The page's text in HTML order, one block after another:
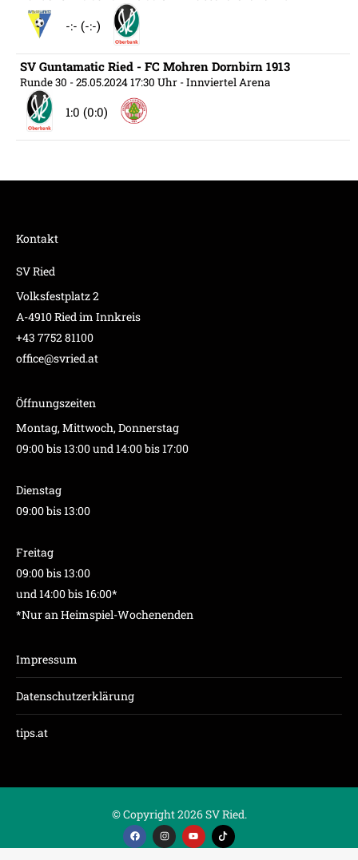
-:- (-:-)
SV Guntamatic Ried - FC Mohren Dornbirn 1913
Runde 30 - 25.05.2024 17:30 Uhr - Innviertel Arena
1:0 (0:0)
Kontakt
SV Ried
Volksfestplatz 2
A-4910 Ried im Innkreis
+43 7752 81100
office@svried.at
Öffnungszeiten
Montag, Mittwoch, Donnerstag
09:00 bis 13:00 und 14:00 bis 17:00
Dienstag
09:00 bis 13:00
Freitag
09:00 bis 13:00
und 14:00 bis 16:00*
*Nur an Heimspiel-Wochenenden
Impressum
Datenschutzerklärung
tips.at
© Copyright 2026 SV Ried.